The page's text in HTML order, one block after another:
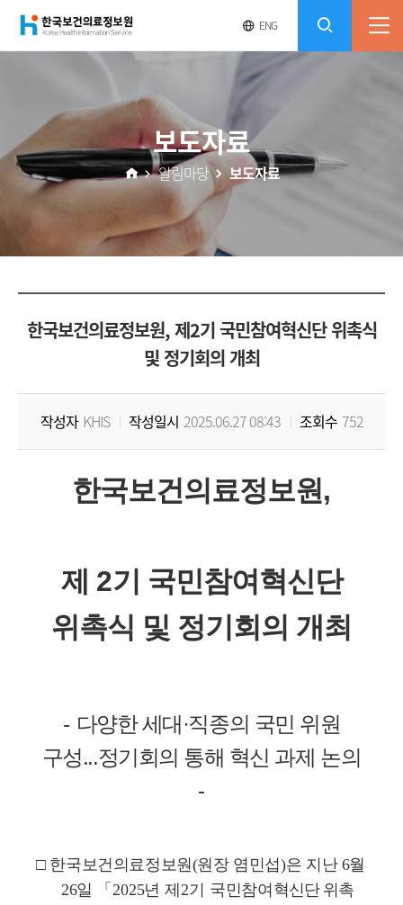
(재)
보
건
의
료
보
Korea
Information
Service
ENG영
사
기
전
기
전
체
보도자료
알림마당 보도자료
한국보건의료정보원, 제2기 국민참여혁신단 위촉식
및 정기회의 개최
작성자 KHIS 작성일시 2025.06.27 08:43 조회수 752
한국보건의료정보원 ,
제 2기 국민참여혁신단
위촉식 및 정기회의 개최
- 다양한 세대 ·직종의 국민 위원
구성...정기회의 통해 혁신 과제 논의
-
□ 한국보건의료정보원(원장 염민섭)은 지난 6월
26일 「2025년 제2기 국민참여 혁신단 위촉